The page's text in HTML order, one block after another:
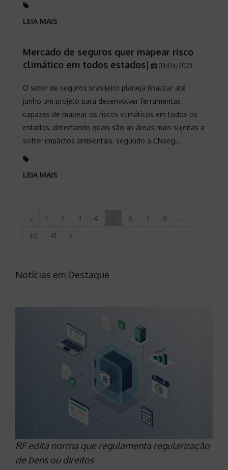
LEIA MAIS
Mercado de seguros quer mapear risco
climático em todos estados| 03/04/2023
O setor de seguros brasileiro planeja finalizar até
junho um projeto para desenvolver ferramentas
capazes de mapear os riscos climáticos em todos os
estados, detectando quais são as áreas mais sujeitas a
sofrer impactos ambientais, segundo a CNseg...
LEIA MAIS
« 1 2 3 4 6 7 8
...
40
41 »
Notícias em Destaque
RF edita norma que regulamenta regularização
de bens ou direitos